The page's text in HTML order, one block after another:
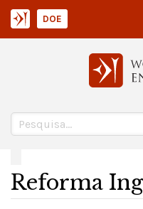
DOE
Reforma